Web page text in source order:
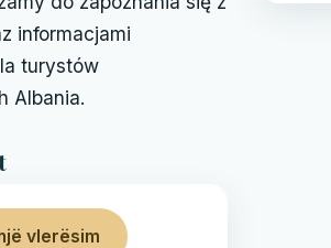
informacjami
turystów
Albania.
vlerësim